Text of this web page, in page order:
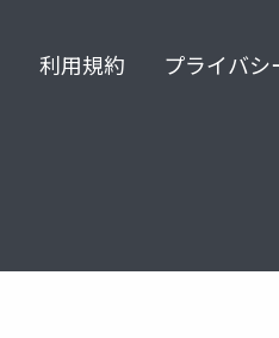
利用規約 プライバシ